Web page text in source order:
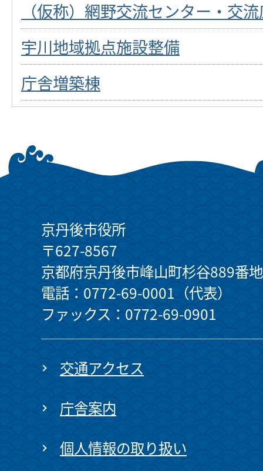
（仮称）網野交流センター・交
宇川地域拠点施設整備
庁舎増築棟
京丹後市役所
〒627-8567
京都府京丹後市峰山町杉谷889番地
電話：0772-69-0001（代表）
ファックス：0772-69-0901
交通アクセス
庁舎案内
個人情報の取り扱い